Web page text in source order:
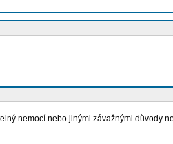
nemocí nebo jinými závažnými důvody